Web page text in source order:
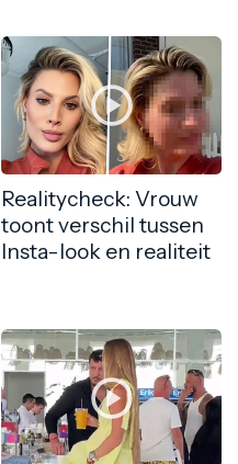
Realitycheck: Vrouw
toont verschil tussen
Insta-look en realiteit